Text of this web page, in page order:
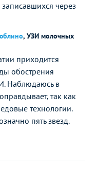
через
, УЗИ молочных
приходится
обострения
Наблюдаюсь в
так как
технологии.
пять звезд.